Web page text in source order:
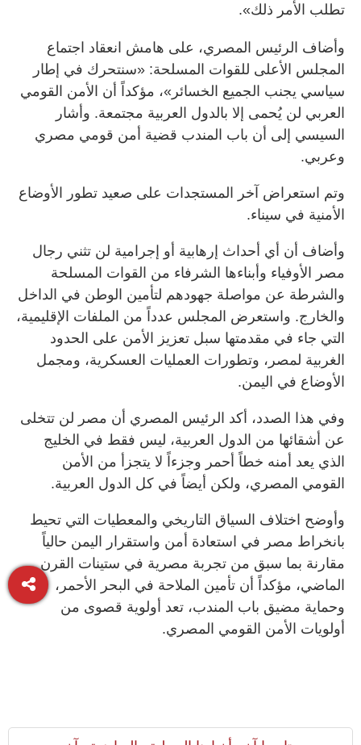
تطلب الأمر ذلك».
وأضاف الرئيس المصري، على هامش انعقاد اجتماع
المجلس الأعلى للقوات المسلحة: «سنتحرك في إطار
سياسي يجنب الجميع الخسائر»، مؤكداً أن الأمن القومي
العربي لن يُحمى إلا بالدول العربية مجتمعة. وأشار
السيسي إلى أن باب المندب قضية أمن قومي مصري
وعربي.
وتم استعراض آخر المستجدات على صعيد تطور الأوضاع
الأمنية في سيناء.
وأضاف أن أي أحداث إرهابية أو إجرامية لن تثني رجال
مصر الأوفياء وأبناءها الشرفاء من القوات المسلحة
والشرطة عن مواصلة جهودهم لتأمين الوطن في الداخل
والخارج. واستعرض المجلس عدداً من الملفات الإقليمية،
التي جاء في مقدمتها سبل تعزيز الأمن على الحدود
الغربية لمصر، وتطورات العمليات العسكرية، ومجمل
الأوضاع في اليمن.
وفي هذا الصدد، أكد الرئيس المصري أن مصر لن تتخلى
عن أشقائها من الدول العربية، ليس فقط في الخليج
الذي يعد أمنه خطاً أحمر وجزءاً لا يتجزأ من الأمن
القومي المصري، ولكن أيضاً في كل الدول العربية.
وأوضح اختلاف السياق التاريخي والمعطيات التي تحيط
بانخراط مصر في استعادة أمن واستقرار اليمن حالياً
مقارنة بما سبق من تجربة مصرية في ستينات القرن
الماضي، مؤكداً أن تأمين الملاحة في البحر الأحمر،
وحماية مضيق باب المندب، تعد أولوية قصوى من
أولويات الأمن القومي المصري.